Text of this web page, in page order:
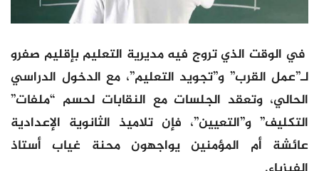
في الوقت الذي تروج فيه مديرية التعليم بإقليم صفرو
لـ”عمل القرب” و”تجويد التعليم”، مع الدخول الدراسي
الحالي، وتعقد الجلسات مع النقابات لحسم “ملفات”
التكليف” و”التعيين”، فإن تلاميذ الثانوية الإعدادية
عائشة أم المؤمنين يواجهون محنة غياب أستاذ